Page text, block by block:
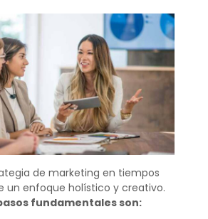
de marketing en tiempos
un enfoque holístico y creativo.
fundamentales son: